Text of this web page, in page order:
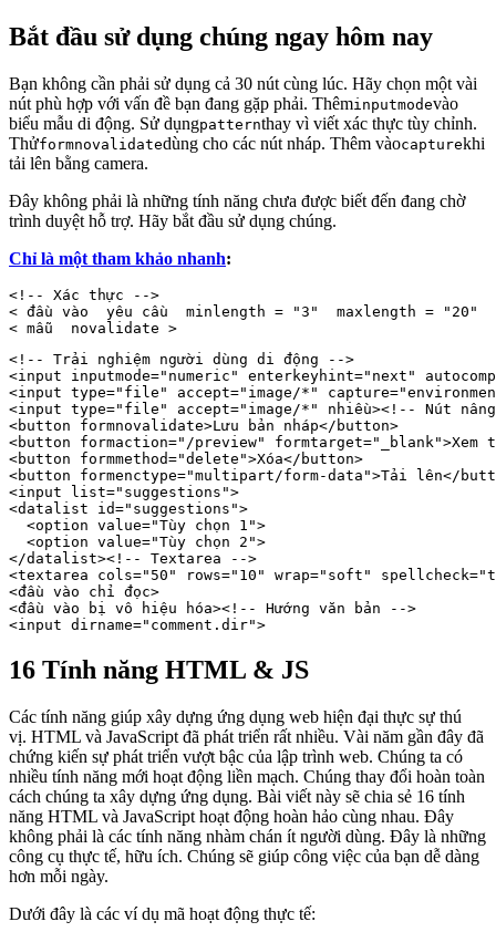
Bắt đầu sử dụng chúng ngay hôm nay
Bạn không cần phải sử dụng cả 30 nút cùng lúc. Hãy chọn một vài
nút phù hợp với vấn đề bạn đang gặp phải. Thêminputmodevào
biểu mẫu di động. Sử dụngpatternthay vì viết xác thực tùy chỉnh.
Thửformnovalidatedùng cho các nút nháp. Thêm vàocapturekhi
tải lên bằng camera.
Đây không phải là những tính năng chưa được biết đến đang chờ
trình duyệt hỗ trợ. Hãy bắt đầu sử dụng chúng.
Chỉ là một tham khảo nhanh:
<!-- Xác thực -->
< đầu vào yêu cầu minlength = "3" maxlength =
"20"
< mẫu novalidate >
<!-- Trải nghiệm người dùng di động -->
<input inputmode="numeric" enterkeyhint="next"
<input type="file" accept="image/*"
<input type="file" accept="image/*" nhiều><!-- Nút
<button formnovalidate>Lưu bản nháp</button>
<button formaction="/preview"
<button formmethod="delete">Xóa</button>
<button formenctype="multipart/form-data">Tải lên</
<input list="suggestions">
<datalist id="suggestions">
  <option value="Tùy chọn 1">
  <option value="Tùy chọn 2">
</datalist><!-- Textarea -->
<textarea cols="50" rows="10" wrap="soft"
<đầu vào chỉ đọc>
<đầu vào bị vô hiệu hóa><!-- Hướng văn bản -->
<input dirname="comment.dir">
16 Tính năng HTML & JS
Các tính năng giúp xây dựng ứng dụng web hiện đại thực sự thú
vị. HTML và JavaScript đã phát triển rất nhiều. Vài năm gần đây đã
chứng kiến sự phát triển vượt bậc của lập trình web. Chúng ta có
nhiều tính năng mới hoạt động liền mạch. Chúng thay đổi hoàn toàn
cách chúng ta xây dựng ứng dụng. Bài viết này sẽ chia sẻ 16 tính
năng HTML và JavaScript hoạt động hoàn hảo cùng nhau. Đây
không phải là các tính năng nhàm chán ít người dùng. Đây là những
công cụ thực tế, hữu ích. Chúng sẽ giúp công việc của bạn dễ dàng
hơn mỗi ngày.
Dưới đây là các ví dụ mã hoạt động thực tế: